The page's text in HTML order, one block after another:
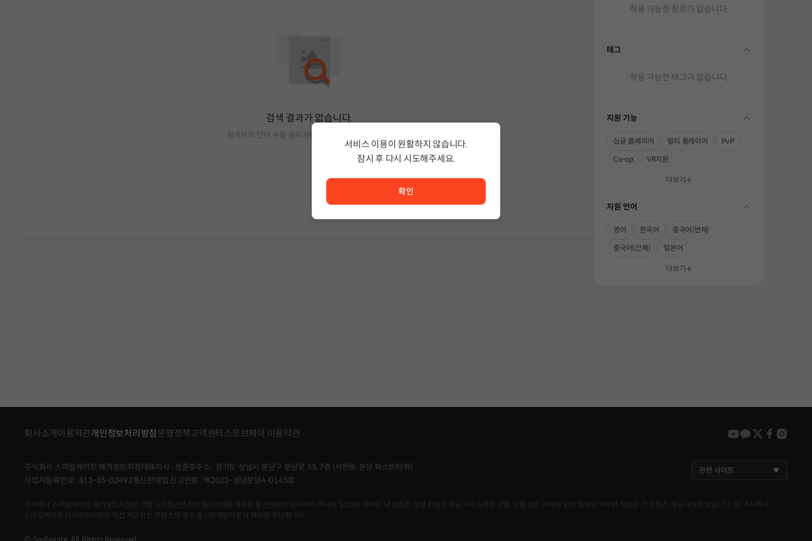
검색 결과가 없습니다.
검색어의 단어 수를 줄이거나 필터조건을 변경하세요.
적용 가능한 장르가 없습니다.
태그 folding
적용 가능한 태그가 없습니다.
지원 기능 folding
싱글 플레이어 멀티 플레이어
PvP
Co-op
VR지원
더보기
지원 언어 folding
영어 한국어
중국어(번체)
중국어(간체)
일본어
더보기
회사소개이용약관개인정보처리방침 운영정책고객센터스토브페이 이용약관 youtube
kakao
twitter
주식회사 스마일게이트 메가포트지점대표이사 : 성준호주소 : 경기도 성남시 분당구 분당로 55, 7층 (서현동, 분당 퍼스트타워)
사업자등록번호 : 813-85-02492통신판매업 신고번호 : 제2023-성남분당A-0145호
관련 사이트
주식회사 스마일게이트 메가포트지점은 개별 디지털콘텐츠의 통신판매중개자로 통신판매의 당사자가 아니며, STOVE 서비스 내 입점한 개별 콘텐츠 제공자가 등록한 상품, 상품정보, 거래에 관한 일체의 의무와 책임은 각 콘텐츠 제공자에게 있습니다. 단, 주식회사
스마일게이트 메가포트지점이 직접 제공하는 콘텐츠의 경우 통신판매업자로서 책임을 부담합니다.
서비스 이용이 원활하지 않습니다.
잠시 후 다시 시도해주세요.
확인